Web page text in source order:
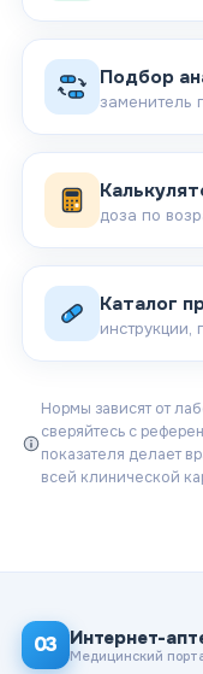
Подбор
заменитель
доза по
Каталог
инструкции,
Нормы зависят от
сверяйтесь с
показателя делает
всей клинической
03 Интернет-
Медицинский